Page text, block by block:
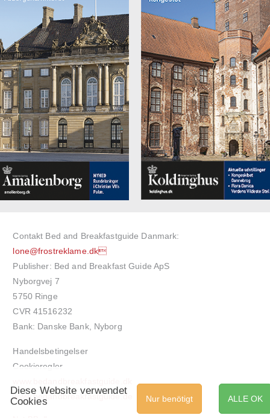
Contakt Bed and Breakfastguide Danmark:
lone@frostreklame.dk
Publisher: Bed and Breakfast Guide ApS
Nyborgvej 7
5750 Ringe
CVR 41516232
Bank: Danske Bank, Nyborg
Handelsbetingelser
Cookieregler
www.bedandbreakfastguide.de
ALLE OK
Nur benötigt
Diese Website verwendet
Cookies